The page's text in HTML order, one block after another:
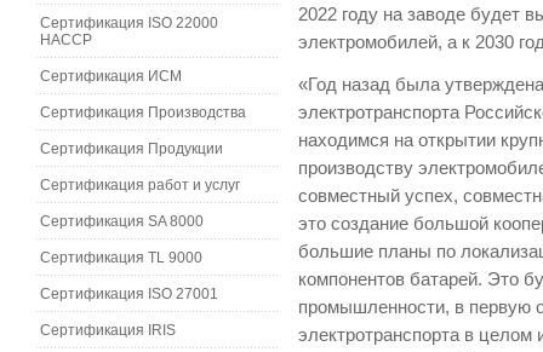
2022 году на заводе будет
электромобилей, а к 2030
«Год назад была
электротранспорта
находимся на открытии
производству
совместный успех,
это создание большой
большие планы по
компонентов батарей. Это
промышленности, в первую
электротранспорта в целом
Сертификация ISO 22000
HACCP
Сертификация ИСМ
Сертификация Производства
Сертификация Продукции
Сертификация работ и услуг
Сертификация SA 8000
Сертификация TL 9000
Сертификация ISO 27001
Сертификация IRIS